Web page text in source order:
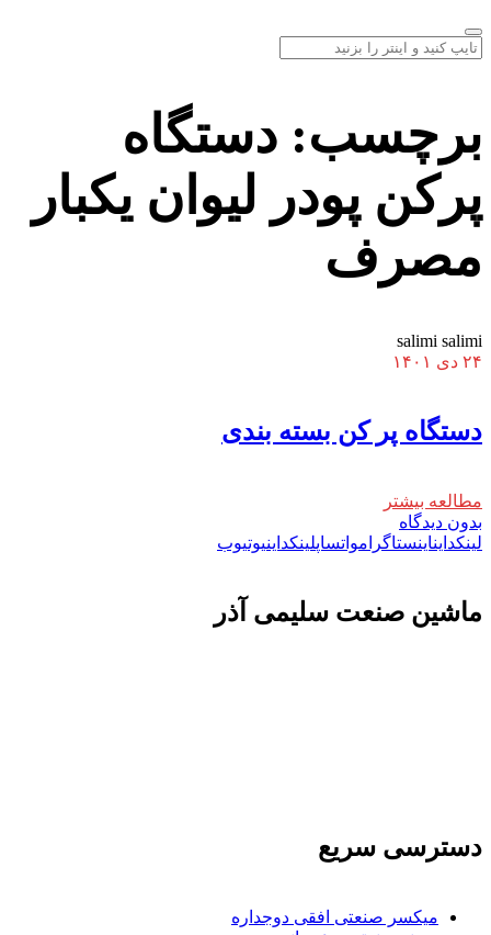
برچسب: دستگاه
پرکن پودر لیوان یکبار
مصرف
salimi salimi
۲۴ دی ۱۴۰۱
دستگاه پر کن بسته بندی
مطالعه بیشتر
بدون دیدگاه
لینکدایناینستاگرامواتساپلینکداینیوتیوب
ماشين صنعت سليمی آذر
دسترسی سریع
میکسر صنعتی افقی دوجداره